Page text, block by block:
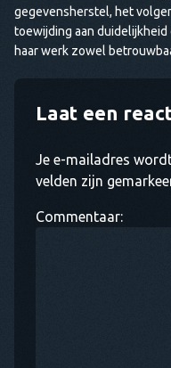
gegevensherstel, het
toewijding aan
haar werk zowel
Laat een
Je e-mailadres
velden zijn
Commentaar: